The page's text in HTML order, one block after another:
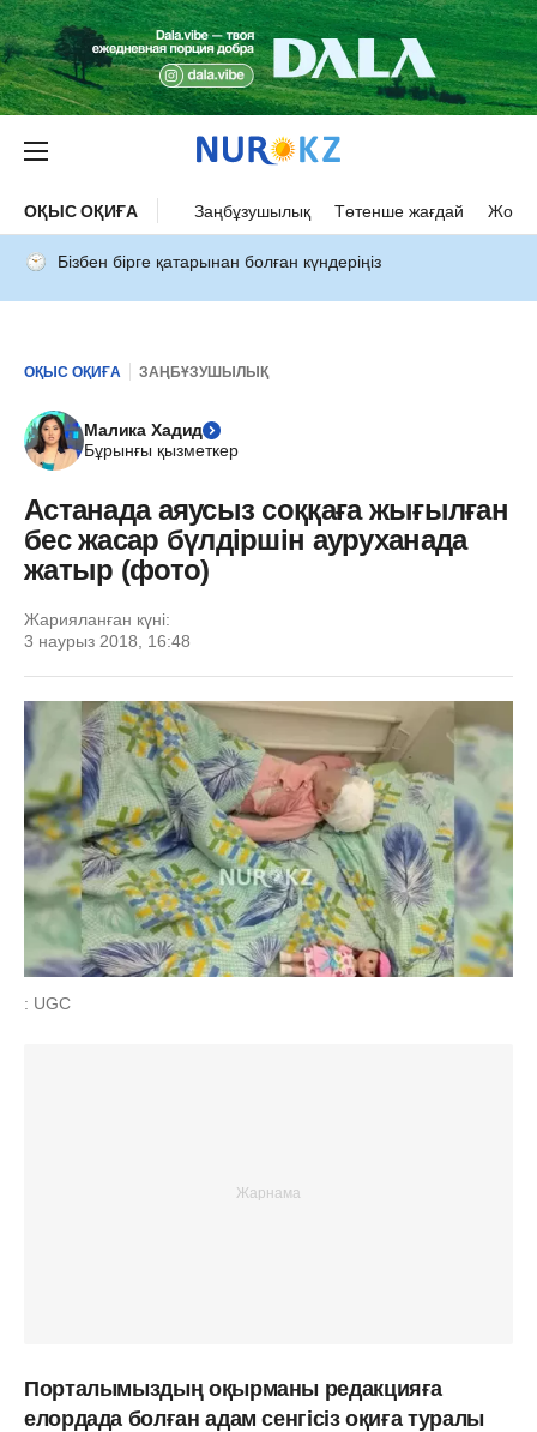
ОҚЫС ОҚИҒА Заңбұзушылық Төтенше жағдай Жол
Бізбен бірге қатарынан болған күндеріңіз
ОҚЫС ОҚИҒА ЗАҢБҰЗУШЫЛЫҚ
Малика Хадид
Бұрынғы қызметкер
Астанада аяусыз соққаға жығылған
бес жасар бүлдіршін ауруханада
жатыр (фото)
Жарияланған күні:
3 наурыз 2018, 16:48
: UGC
Порталымыздың оқырманы редакцияға
елордада болған адам сенгісіз оқиға туралы